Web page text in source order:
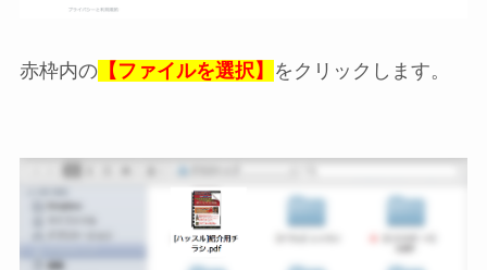
赤枠内の【ファイルを選択】 をクリックします。